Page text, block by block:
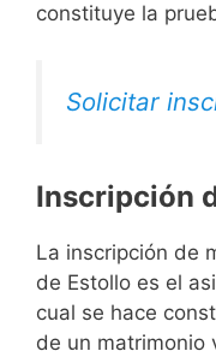
constituye la
Solicitar
Inscripción
La inscripción de
de Estollo es el
cual se hace
de un matrimonio